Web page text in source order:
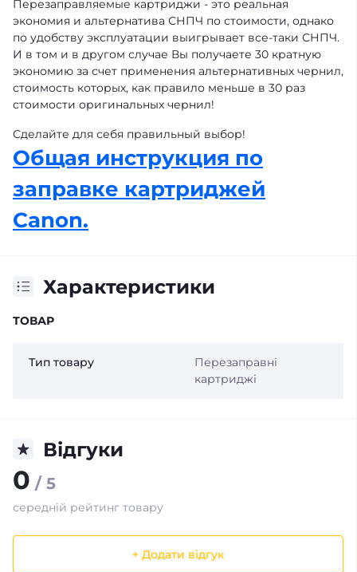
Перезаправляемые картриджи - это реальная
экономия и альтернатива СНПЧ по стоимости, однако
по удобству эксплуатации выигрывает все-таки СНПЧ.
И в том и в другом случае Вы получаете 30 кратную
экономию за счет применения альтернативных чернил,
стоимость которых, как правило меньше в 30 раз
стоимости оригинальных чернил!
Сделайте для себя правильный выбор!
Общая инструкция по
заправке картриджей
Canon.
Характеристики
ТОВАР
Тип товару
Перезаправні
картриджі
Відгуки
0 / 5
середній рейтинг товару
+ Додати відгук